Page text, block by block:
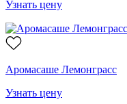
Узнать цену
Аромасаше Лемонграсс
Узнать цену